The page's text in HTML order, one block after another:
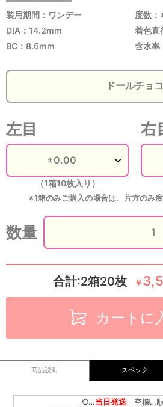
装用期間：ワンデー
度数
DIA：14.2mm
着色
BC：8.6mm
含水
左目
（1箱10枚入り）
右
※1箱のみご購入の場合は、片方のみ
数量
合計:2箱20枚 ￥
カートに
商品説明 スペック
○…当日発送 空欄…